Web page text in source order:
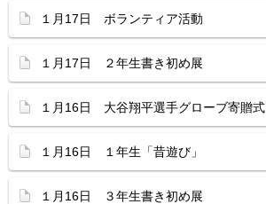
１月17日 ボランティア活動
１月17日 ２年生書き初め展
１月16日 大谷翔平選手グローブ寄贈式
１月16日 １年生「昔遊び」
１月16日 ３年生書き初め展